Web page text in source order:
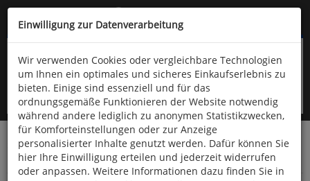
Kompletten Head der Seite überspringen
oder (06766) 9323-960
Startseite Technik & Freizeit
Outdoor & Wandern
Bekleidung
Einwilligung zur Datenverarbeitung
Wir verwenden Cookies oder vergleichbare Technologien
um Ihnen ein optimales und sicheres Einkaufserlebnis zu
bieten. Einige sind essenziell und für das
ordnungsgemäße Funktionieren der Website notwendig
während andere lediglich zu anonymen Statistikzwecken,
für Komforteinstellungen oder zur Anzeige
personalisierter Inhalte genutzt werden. Dafür können Sie
hier Ihre Einwilligung erteilen und jederzeit widerrufen
oder anpassen. Weitere Informationen dazu finden Sie in